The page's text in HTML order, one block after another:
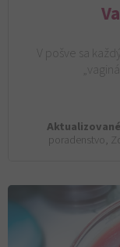
V pošve sa
poradenstvo,